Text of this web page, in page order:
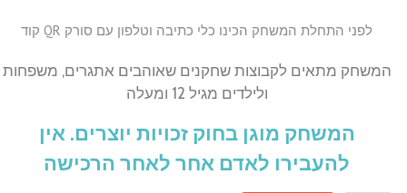
לפני התחלת המשחק הכינו כלי כתיבה וטלפון עם סורק QR קוד
המשחק מתאים לקבוצות שחקנים שאוהבים אתגרים, משפחות
ולילדים מגיל 12 ומעלה
המשחק מוגן בחוק זכויות יוצרים. אין
להעבירו לאדם אחר לאחר הרכישה